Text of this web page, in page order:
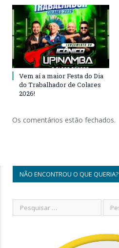
Vem aí a maior Festa do Dia
do Trabalhador de Colares
2026!
Os comentários estão fechados.
NÃO ENCONTROU O QUE QUERIA?